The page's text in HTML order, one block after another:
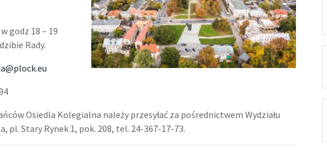
godz 18 – 19
Rady.
Osiedla Kolegialna należy przesyłać za pośrednictwem Wydziału
pl. Stary Rynek 1, pok. 208, tel. 24-367-17-73.